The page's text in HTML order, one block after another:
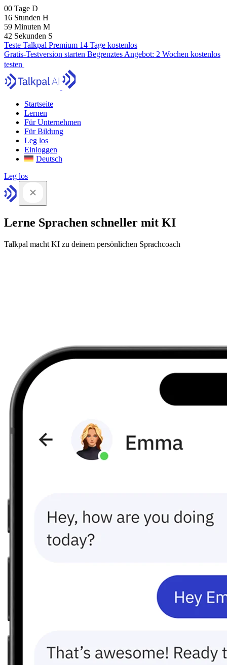
00 Tage D
16 Stunden H
59 Minuten M
41 Sekunden S
Teste Talkpal Premium 14 Tage kostenlos
Gratis-Testversion starten Begrenztes Angebot: 2 Wochen kostenlos
testen
Startseite
Lernen
Für Unternehmen
Für Bildung
Leg los
Einloggen
Deutsch
Leg los
Lerne Sprachen schneller mit KI
Talkpal macht KI zu deinem persönlichen Sprachcoach